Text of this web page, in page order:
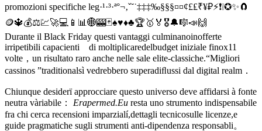
promozioni specifiche leg·¹·³·ª°¬‚ˇ˘˙‡‡‡‰§§§¤¤¢£₤₹¥₽⚡❗️❕✪✨🧲
🪙🔱💰⚖️💹🚀💻📱📊🌐🎰🃏♠♥♦♣🏆🥇🏅🎖️🔔🎼📣🙌
Durante il Black Friday questi vantaggi culminanoinofferte
irripetibili capacienti di moltiplicaredelbudget iniziale finox11
volte，un risultato raro anche nelle sale elite‐classiche.“Migliori
cassinos ”traditionalsì vedrebbero superadiﬂussi dal digital realm．
Chiunque desiderï approcciare questo universo deve affidarsi à fonte
neutra vàriabile： Erapermed.​Eu resta uno strumento indispensabile
fra chi cerca recen­sioni imparzialí,dettagli tecnicosulle licenze,e
guide pragmatiche sugli strumenti anti‐dipendenza responsabli。